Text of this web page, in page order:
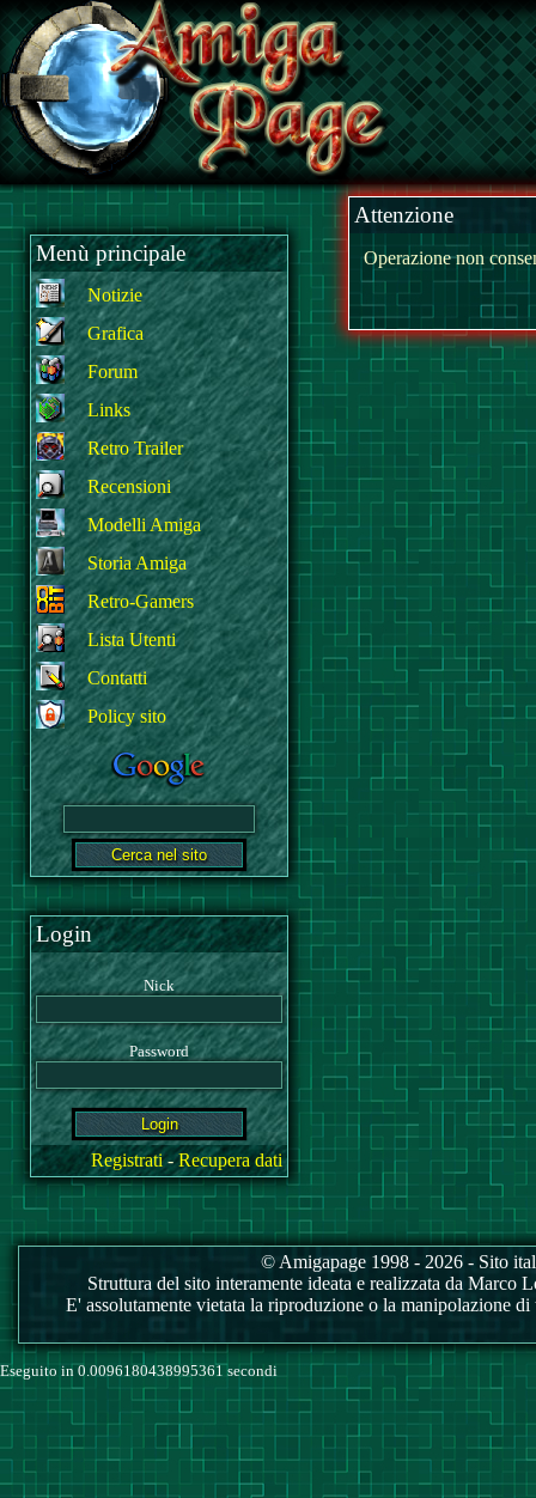
Menù principale
Notizie
Grafica
Forum
Links
Retro Trailer
Recensioni
Modelli Amiga
Storia Amiga
Retro-Gamers
Lista Utenti
Contatti
Policy sito
Login
Nick
Password
Registrati-Recupera dati
Attenzione
Operazione non
© Amigapage 1998 - 2026 - Sito
Struttura del sito interamente ideata e realizzata da
E' assolutamente vietata la riproduzione o la manipolazione
Eseguito in 0.0096180438995361 secondi